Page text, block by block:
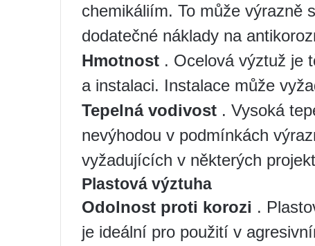
chemikáliím. To může výrazně
dodatečné náklady na
Hmotnost . Ocelová výztuž je
a instalaci. Instalace může
Tepelná vodivost . Vysoká
nevýhodou v podmínkách
vyžadujících v některých
Plastová výztuha
Odolnost proti korozi .
je ideální pro použití v